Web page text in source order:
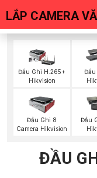
LẮP CAMERA
Đầu Ghi H.265+
Hikvision
Đầu
Đầu Ghi 8
Camera Hikvision
Đầu
ĐẦU